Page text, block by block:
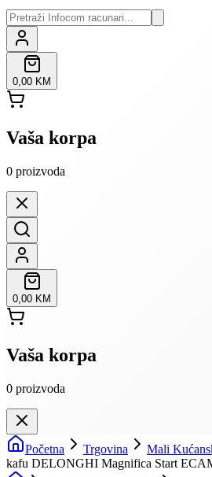
0,00 KM
Vaša korpa
0 proizvoda
0,00 KM
Vaša korpa
0 proizvoda
Početna Trgovina Mali
kafu DELONGHI Magnifica Start